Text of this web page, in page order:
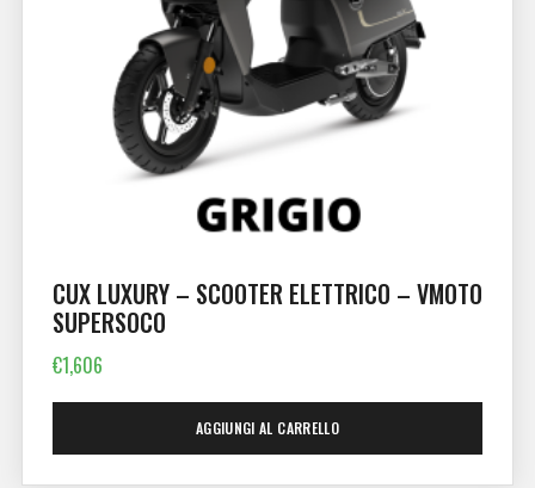
CUX LUXURY – SCOOTER ELETTRICO – VMOTO
SUPERSOCO
€1,606
AGGIUNGI AL CARRELLO